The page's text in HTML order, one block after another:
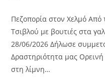
Πεζοπορία στον Χελμό Από
Τσιβλού με βουτιές στα
28/06/2026 Δήλωσε
Δραστηριότητα μας
στη λίμνη…